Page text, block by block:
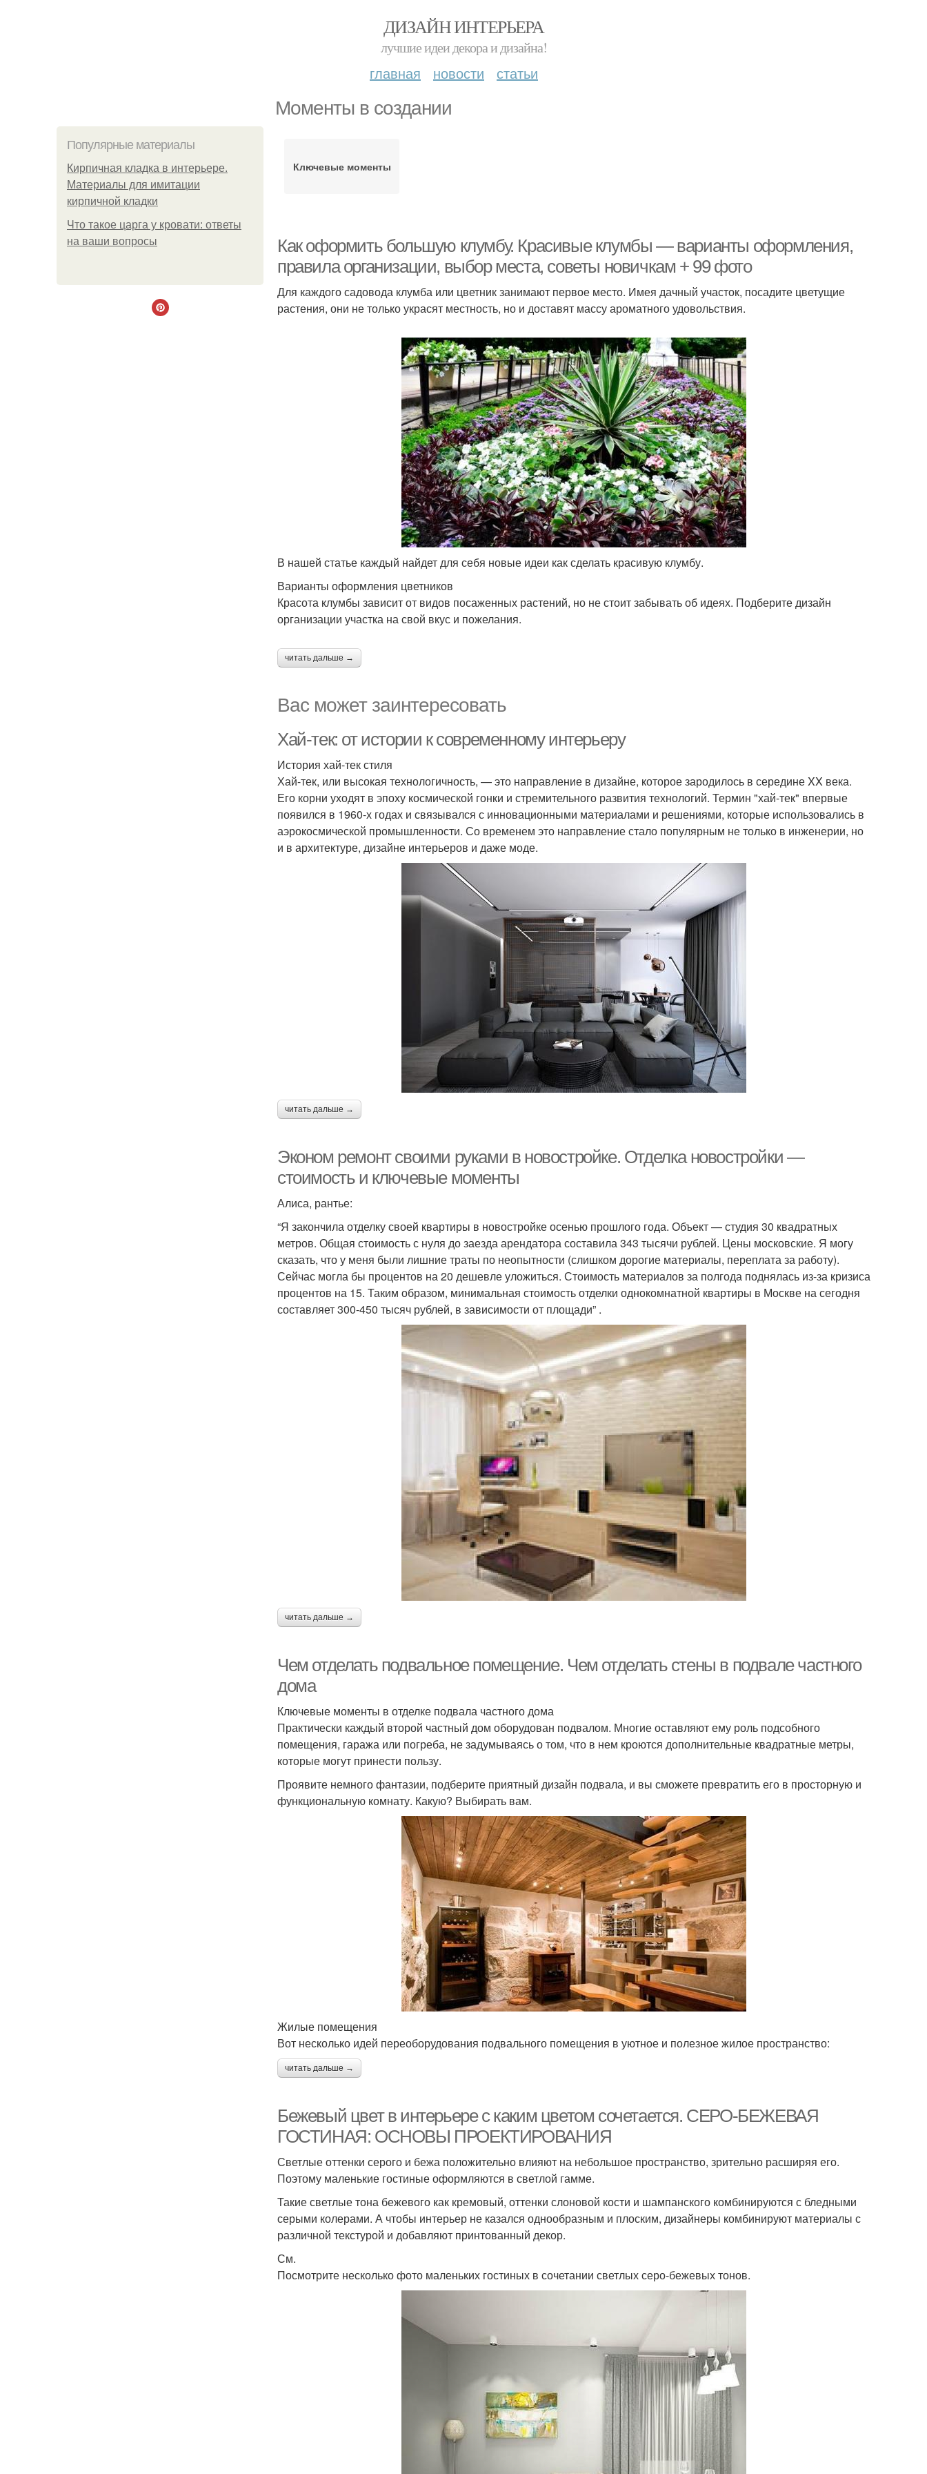
ДИЗАЙН ИНТЕРЬЕРА
лучшие идеи декора и дизайна!
главная новости статьи
Моменты в создании
Популярные материалы
Кирпичная кладка в интерьере.
Материалы для имитации
кирпичной кладки
Что такое царга у кровати: ответы
на ваши вопросы
Ключевые моменты
Как оформить большую клумбу. Красивые клумбы — варианты оформления,
правила организации, выбор места, советы новичкам + 99 фото
Для каждого садовода клумба или цветник занимают первое место. Имея дачный участок, посадите цветущие
растения, они не только украсят местность, но и доставят массу ароматного удовольствия.
В нашей статье каждый найдет для себя новые идеи как сделать красивую клумбу.
Варианты оформления цветников
Красота клумбы зависит от видов посаженных растений, но не стоит забывать об идеях. Подберите дизайн
организации участка на свой вкус и пожелания.
читать дальше →
Вас может заинтересовать
Хай-тек: от истории к современному интерьеру
История хай-тек стиля
Хай-тек, или высокая технологичность, — это направление в дизайне, которое зародилось в середине XX века.
Его корни уходят в эпоху космической гонки и стремительного развития технологий. Термин "хай-тек" впервые
появился в 1960-х годах и связывался с инновационными материалами и решениями, которые использовались в
аэрокосмической промышленности. Со временем это направление стало популярным не только в инженерии, но
и в архитектуре, дизайне интерьеров и даже моде.
читать дальше →
Эконом ремонт своими руками в новостройке. Отделка новостройки —
стоимость и ключевые моменты
Алиса, рантье:
“Я закончила отделку своей квартиры в новостройке осенью прошлого года. Объект — студия 30 квадратных
метров. Общая стоимость с нуля до заезда арендатора составила 343 тысячи рублей. Цены московские. Я могу
сказать, что у меня были лишние траты по неопытности (слишком дорогие материалы, переплата за работу).
Сейчас могла бы процентов на 20 дешевле уложиться. Стоимость материалов за полгода поднялась из-за кризиса
процентов на 15. Таким образом, минимальная стоимость отделки однокомнатной квартиры в Москве на сегодня
составляет 300-450 тысяч рублей, в зависимости от площади” .
читать дальше →
Чем отделать подвальное помещение. Чем отделать стены в подвале частного
дома
Ключевые моменты в отделке подвала частного дома
Практически каждый второй частный дом оборудован подвалом. Многие оставляют ему роль подсобного
помещения, гаража или погреба, не задумываясь о том, что в нем кроются дополнительные квадратные метры,
которые могут принести пользу.
Проявите немного фантазии, подберите приятный дизайн подвала, и вы сможете превратить его в просторную и
функциональную комнату. Какую? Выбирать вам.
Жилые помещения
Вот несколько идей переоборудования подвального помещения в уютное и полезное жилое пространство:
читать дальше →
Бежевый цвет в интерьере с каким цветом сочетается. СЕРО-БЕЖЕВАЯ
ГОСТИНАЯ: ОСНОВЫ ПРОЕКТИРОВАНИЯ
Светлые оттенки серого и бежа положительно влияют на небольшое пространство, зрительно расширяя его.
Поэтому маленькие гостиные оформляются в светлой гамме.
Такие светлые тона бежевого как кремовый, оттенки слоновой кости и шампанского комбинируются с бледными
серыми колерами. А чтобы интерьер не казался однообразным и плоским, дизайнеры комбинируют материалы с
различной текстурой и добавляют принтованный декор.
См.
Посмотрите несколько фото маленьких гостиных в сочетании светлых серо-бежевых тонов.